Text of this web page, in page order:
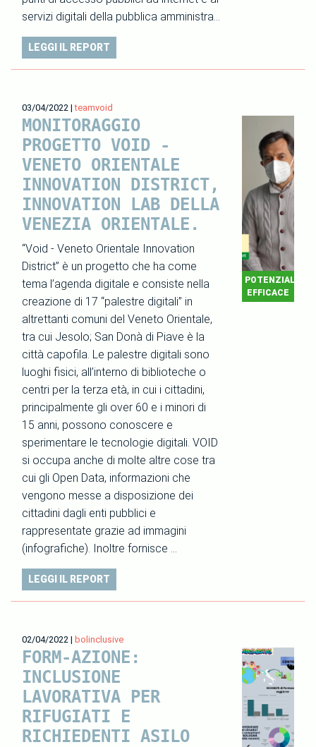
servizi digitali della pubblica amministra…
LEGGI IL REPORT
03/04/2022 |teamvoid
MONITORAGGIO
PROGETTO VOID -
VENETO ORIENTALE
INNOVATION DISTRICT,
INNOVATION LAB DELLA
VENEZIA ORIENTALE.
“Void - Veneto Orientale Innovation
District” è un progetto che ha come
tema l’agenda digitale e consiste nella
creazione di 17 “palestre digitali” in
altrettanti comuni del Veneto Orientale,
tra cui Jesolo; San Donà di Piave è la
città capofila. Le palestre digitali sono
luoghi fisici, all’interno di biblioteche o
centri per la terza età, in cui i cittadini,
principalmente gli over 60 e i minori di
15 anni, possono conoscere e
sperimentare le tecnologie digitali. VOID
si occupa anche di molte altre cose tra
cui gli Open Data, informazioni che
vengono messe a disposizione dei
cittadini dagli enti pubblici e
rappresentate grazie ad immagini
(infografiche). Inoltre fornisce …
EFFICACE
LEGGI IL REPORT
02/04/2022 | bolinclusive
FORM-AZIONE:
INCLUSIONE
LAVORATIVA PER
RIFUGIATI E
RICHIEDENTI ASILO